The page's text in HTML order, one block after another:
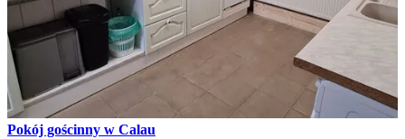
Pokój gościnny w Calau